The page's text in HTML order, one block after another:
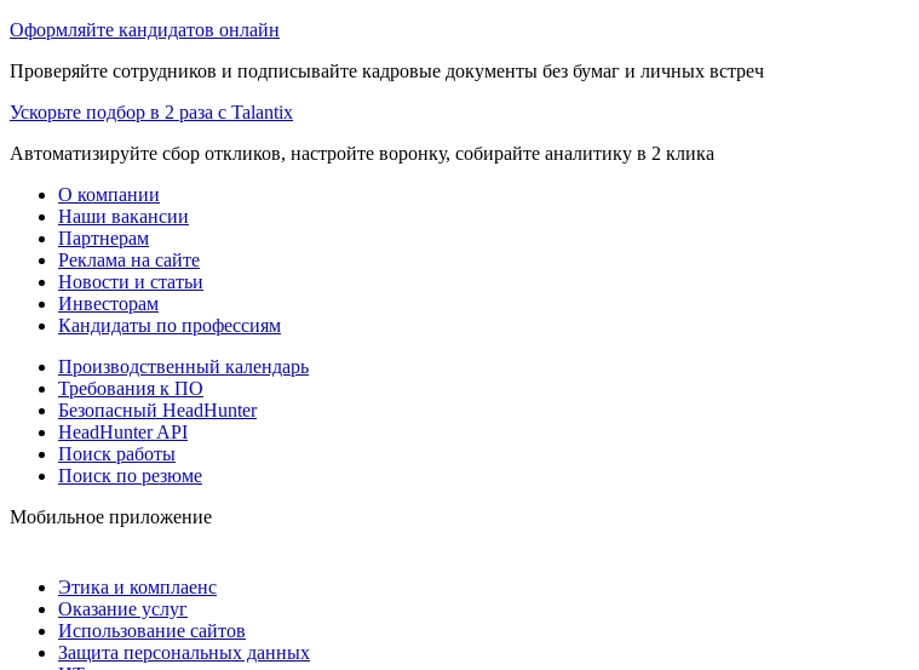
Оформляйте кандидатов онлайн
Проверяйте сотрудников и подписывайте кадровые документы без бумаг и личных встреч
Ускорьте подбор в 2 раза с Talantix
Автоматизируйте сбор откликов, настройте воронку, собирайте аналитику в 2 клика
О компании
Наши вакансии
Партнерам
Реклама на сайте
Новости и статьи
Инвесторам
Кандидаты по профессиям
Производственный календарь
Требования к ПО
Безопасный HeadHunter
HeadHunter API
Поиск работы
Поиск по резюме
Мобильное приложение
Этика и комплаенс
Оказание услуг
Использование сайтов
Защита персональных данных